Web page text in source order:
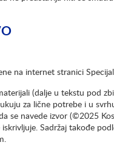
na internet stranici
(dalje u tekstu pod
za lične potrebe i u
se navede izvor (©2025
iskrivljuje. Sadržaj takođe